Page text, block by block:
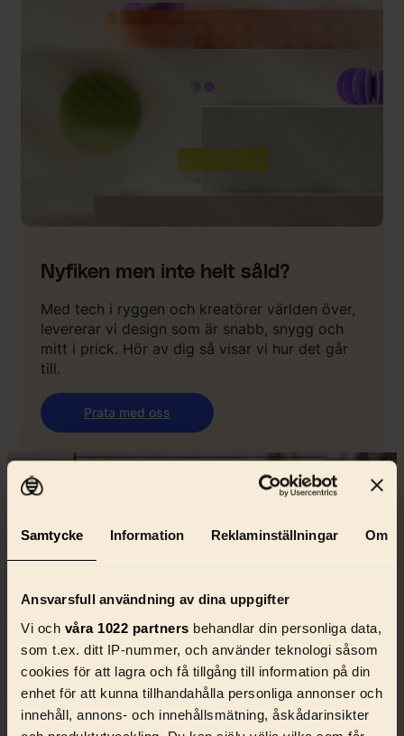
Samtycke Information Reklaminställningar Om
Ansvarsfull användning av dina uppgifter
Vi och våra 1022 partners behandlar din personliga data,
som t.ex. ditt IP-nummer, och använder teknologi såsom
cookies för att lagra och få tillgång till information på din
enhet för att kunna tillhandahålla personliga annonser och
innehåll, annons- och innehållsmätning, åskådarinsikter
Nyfiken men inte helt såld?
Med tech i ryggen och kreatörer världen över,
levererar vi design som är snabb, snygg och
mitt i prick. Hör av dig så visar vi hur det går
till.
Prata med oss